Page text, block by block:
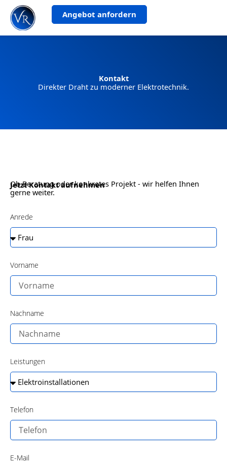
Inhalt
springen
Angebot anfordern
Kontakt
Direkter Draht zu moderner Elektrotechnik.
Jetzt Kontakt aufnehmen
Ob Beratung oder konkretes Projekt - wir helfen Ihnen
gerne weiter.
Anrede
Vorname
Nachname
Leistungen
Telefon
E-Mail